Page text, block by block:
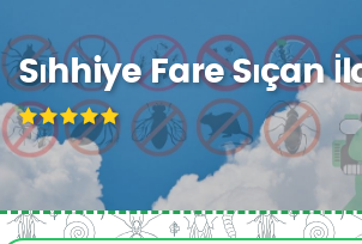
Sıhhiye Fare Sıçan